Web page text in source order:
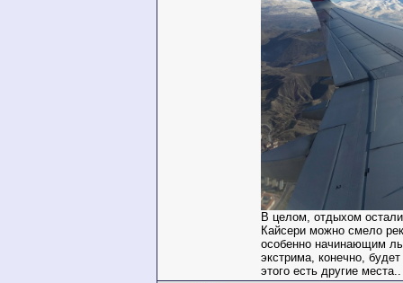
В целом, отдыхом
Кайсери можно смело
особенно начинающим
экстрима, конечно,
этого есть другие места..